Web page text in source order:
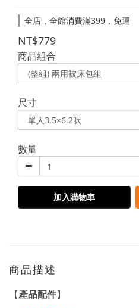
全店，全館消費滿399，免運
NT$779
商品組合
尺寸
數量
加入購物車
商品描述
【 產品配件】